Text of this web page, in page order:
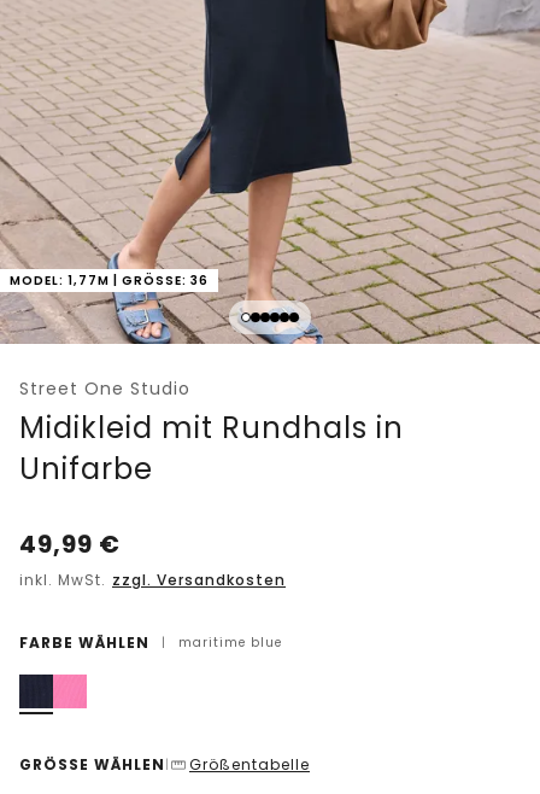
MODEL: 1,77M | GRÖSSE: 36
Street One Studio
Midikleid mit Rundhals in
Unifarbe
49,99 €
inkl. MwSt. zzgl. Versandkosten
FARBE WÄHLEN | maritime blue
GRÖSSE WÄHLEN | Größentabelle